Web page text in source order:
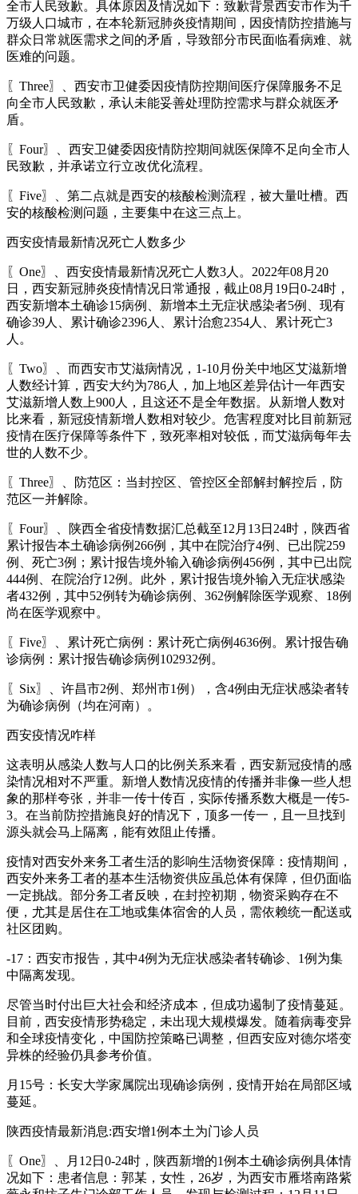
全市人民致歉。具体原因及情况如下：致歉背景西安市作为千
万级人口城市，在本轮新冠肺炎疫情期间，因疫情防控措施与
群众日常就医需求之间的矛盾，导致部分市民面临看病难、就
医难的问题。
〖Three〗、西安市卫健委因疫情防控期间医疗保障服务不足
向全市人民致歉，承认未能妥善处理防控需求与群众就医矛
盾。
〖Four〗、西安卫健委因疫情防控期间就医保障不足向全市人
民致歉，并承诺立行立改优化流程。
〖Five〗、第二点就是西安的核酸检测流程，被大量吐槽。西
安的核酸检测问题，主要集中在这三点上。
西安疫情最新情况死亡人数多少
〖One〗、西安疫情最新情况死亡人数3人。2022年08月20
日，西安新冠肺炎疫情情况日常通报，截止08月19日0-24时，
西安新增本土确诊15病例、新增本土无症状感染者5例、现有
确诊39人、累计确诊2396人、累计治愈2354人、累计死亡3
人。
〖Two〗、而西安市艾滋病情况，1-10月份关中地区艾滋新增
人数经计算，西安大约为786人，加上地区差异估计一年西安
艾滋新增人数上900人，且这还不是全年数据。从新增人数对
比来看，新冠疫情新增人数相对较少。危害程度对比目前新冠
疫情在医疗保障等条件下，致死率相对较低，而艾滋病每年去
世的人数不少。
〖Three〗、防范区：当封控区、管控区全部解封解控后，防
范区一并解除。
〖Four〗、陕西全省疫情数据汇总截至12月13日24时，陕西省
累计报告本土确诊病例266例，其中在院治疗4例、已出院259
例、死亡3例；累计报告境外输入确诊病例456例，其中已出院
444例、在院治疗12例。此外，累计报告境外输入无症状感染
者432例，其中52例转为确诊病例、362例解除医学观察、18例
尚在医学观察中。
〖Five〗、累计死亡病例：累计死亡病例4636例。累计报告确
诊病例：累计报告确诊病例102932例。
〖Six〗、许昌市2例、郑州市1例），含4例由无症状感染者转
为确诊病例（均在河南）。
西安疫情况咋样
这表明从感染人数与人口的比例关系来看，西安新冠疫情的感
染情况相对不严重。新增人数情况疫情的传播并非像一些人想
象的那样夸张，并非一传十传百，实际传播系数大概是一传5-
3。在当前防控措施良好的情况下，顶多一传一，且一旦找到
源头就会马上隔离，能有效阻止传播。
疫情对西安外来务工者生活的影响生活物资保障：疫情期间，
西安外来务工者的基本生活物资供应虽总体有保障，但仍面临
一定挑战。部分务工者反映，在封控初期，物资采购存在不
便，尤其是居住在工地或集体宿舍的人员，需依赖统一配送或
社区团购。
-17：西安市报告，其中4例为无症状感染者转确诊、1例为集
中隔离发现。
尽管当时付出巨大社会和经济成本，但成功遏制了疫情蔓延。
目前，西安疫情形势稳定，未出现大规模爆发。随着病毒变异
和全球疫情变化，中国防控策略已调整，但西安应对德尔塔变
异株的经验仍具参考价值。
月15号：长安大学家属院出现确诊病例，疫情开始在局部区域
蔓延。
陕西疫情最新消息:西安增1例本土为门诊人员
〖One〗、月12日0-24时，陕西新增的1例本土确诊病例具体情
况如下：患者信息：郭某，女性，26岁，为西安市雁塔南路紫